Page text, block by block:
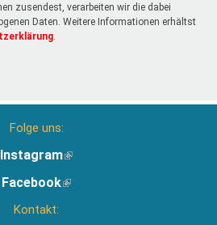
zusendest, verarbeiten wir die dabei
Daten. Weitere Informationen erhältst
Folge uns:
Instagram(Link
extern)
Facebook(Link
Kontakt: